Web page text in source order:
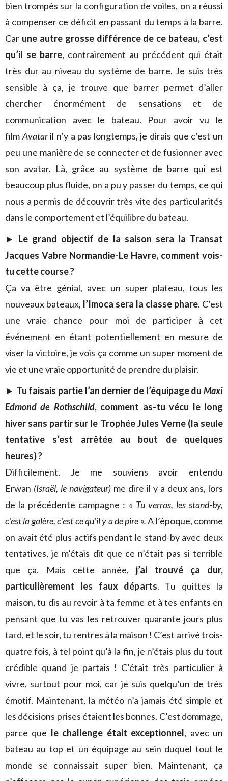
bien trompés sur la configuration de voiles, on a réussi
à compenser ce déficit en passant du temps à la barre.
Car une autre grosse différence de ce bateau, c’est
qu’il se barre, contrairement au précédent qui était
très dur au niveau du système de barre. Je suis très
sensible à ça, je trouve que barrer permet d’aller
chercher énormément de sensations et de
communication avec le bateau. Pour avoir vu le
film Avataril n’y a pas longtemps, je dirais que c’est un
peu une manière de se connecter et de fusionner avec
son avatar. Là, grâce au système de barre qui est
beaucoup plus fluide, on a pu y passer du temps, ce qui
nous a permis de découvrir très vite des particularités
dans le comportement et l’équilibre du bateau.
► Le grand objectif de la saison sera la Transat
Jacques Vabre Normandie-Le Havre, comment vois-
tu cette course ?
Ça va être génial, avec un super plateau, tous les
nouveaux bateaux, l’Imoca sera la classe phare. C’est
une vraie chance pour moi de participer à cet
événement en étant potentiellement en mesure de
viser la victoire, je vois ça comme un super moment de
vie et une vraie opportunité de prendre du plaisir.
► Tu faisais partie l’an dernier de l’équipage duMaxi
Edmond de Rothschild, comment as-tu vécu le long
hiver sans partir sur le Trophée Jules Verne (la seule
tentative s’est arrêtée au bout de quelques
heures) ?
Difficilement. Je me souviens avoir entendu
Erwan (Israël, le navigateur) me dire il y a deux ans, lors
de la précédente campagne : « Tu verras, les stand-by,
c’est la galère, c’est ce qu’il y a de pire ».A l’époque, comme
on avait été plus actifs pendant le stand-by avec deux
tentatives, je m’étais dit que ce n’était pas si terrible
que ça. Mais cette année, j’ai trouvé ça dur,
particulièrement les faux départs. Tu quittes la
maison, tu dis au revoir à ta femme et à tes enfants en
pensant que tu vas les retrouver quarante jours plus
tard, et le soir, tu rentres à la maison ! C’est arrivé trois-
quatre fois, à tel point qu’à la fin, je n’étais plus du tout
crédible quand je partais ! C’était très particulier à
vivre, surtout pour moi, car je suis quelqu’un de très
émotif. Maintenant, la météo n’a jamais été simple et
les décisions prises étaient les bonnes. C’est dommage,
parce que le challenge était exceptionnel, avec un
bateau au top et un équipage au sein duquel tout le
monde se connaissait super bien. Maintenant, ça